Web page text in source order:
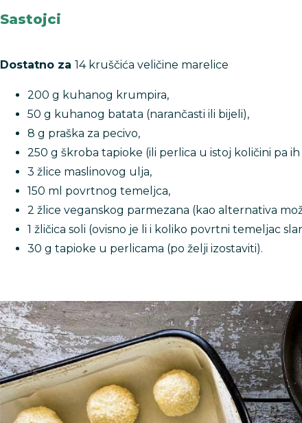
Sastojci
Dostatno za 14 kruščića veličine marelice
200 g kuhanog krumpira,
50 g kuhanog batata (narančasti ili bijeli),
8 g praška za pecivo,
250 g škroba tapioke (ili perlica u istoj količini pa
3 žlice maslinovog ulja,
150 ml povrtnog temeljca,
2 žlice veganskog parmezana (kao alternativa
1 žličica soli (ovisno je li i koliko povrtni temeljac
30 g tapioke u perlicama (po želji izostaviti).